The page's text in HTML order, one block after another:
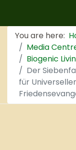
You are here:
Media
Biogenic
Der
für